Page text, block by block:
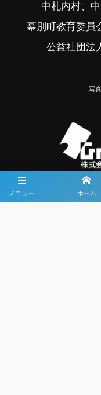
メニュー ホーム
中札内村、
幕別町教育委員
公益社団法
写